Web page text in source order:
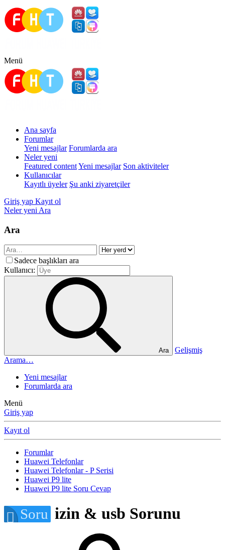
Menü
Ana sayfa
Forumlar
Yeni mesajlar Forumlarda ara
Neler yeni
Featured contentYeni mesajlar Son aktiviteler
Kullanıcılar
Kayıtlı üyeler Şu anki ziyaretçiler
Giriş yap Kayıt ol
Neler yeni Ara
Ara
Sadece başlıkları ara
Kullanıcı:
Ara
Gelişmiş
Arama…
Yeni mesajlar
Forumlarda ara
Menü
Giriş yap
Kayıt ol
Forumlar
Huawei Telefonlar
Huawei Telefonlar - P Serisi
Huawei P9 lite
Huawei P9 lite Soru Cevap
Soru izin & usb Sorunu